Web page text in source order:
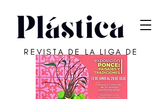
REVISTA DE LA LIGA DE
ARTE DE SAN JUAN